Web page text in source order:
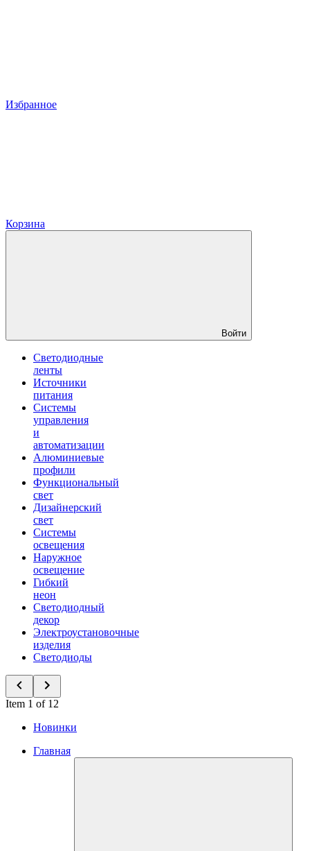
Избранное
Корзина
Войти
Светодиодные
ленты
Источники
питания
Системы
управления
и
автоматизации
Алюминиевые
профили
Функциональный
свет
Дизайнерский
свет
Системы
освещения
Наружное
освещение
Гибкий
неон
Светодиодный
декор
Электроустановочные
изделия
Светодиоды
Item 1 of 12
Новинки
Главная